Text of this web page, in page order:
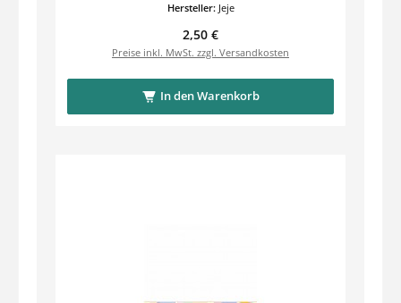
Hersteller: Jeje
Regulärer Preis:
2,50 €
Preise inkl. MwSt. zzgl. Versandkosten
In den Warenkorb